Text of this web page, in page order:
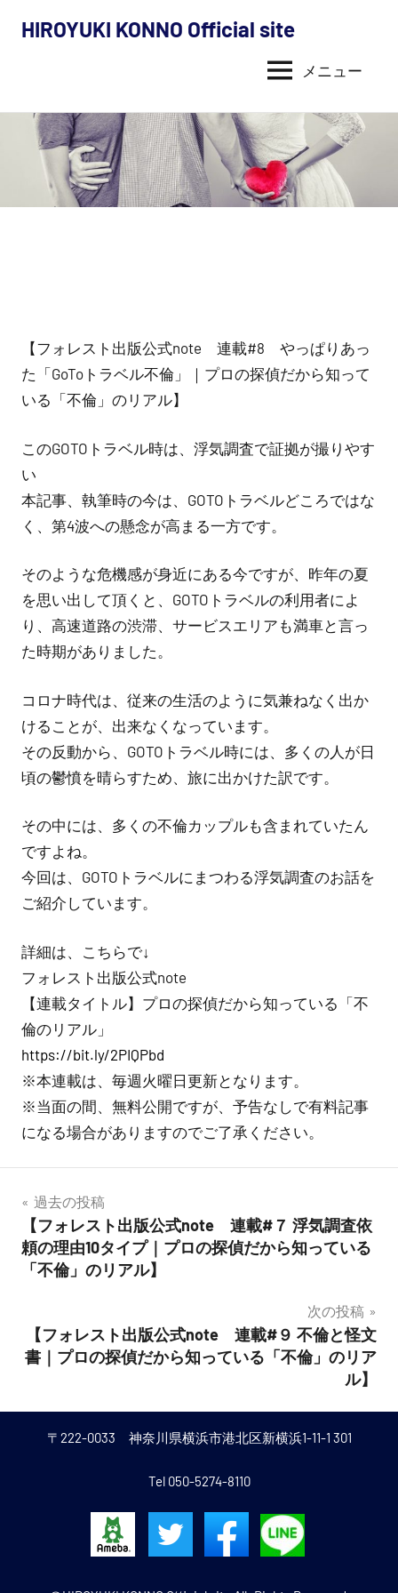
ツ
ッ
HIROYUKI KONNO Official site
裕
幸
容
（探
調
査・
交
渉）、
取
り
み
の
ご
紹
介
メニュー
【フォレスト出版公式note 連載#8 やっぱりあっ
た「GoToトラベル不倫」｜プロの探偵だから知って
いる「不倫」のリアル】
このGOTOトラベル時は、浮気調査で証拠が撮りやす
い
本記事、執筆時の今は、GOTOトラベルどころではな
く、第4波への懸念が高まる一方です。
そのような危機感が身近にある今ですが、昨年の夏
を思い出して頂くと、GOTOトラベルの利用者によ
り、高速道路の渋滞、サービスエリアも満車と言っ
た時期がありました。
コロナ時代は、従来の生活のように気兼ねなく出か
けることが、出来なくなっています。
その反動から、GOTOトラベル時には、多くの人が日
頃の鬱憤を晴らすため、旅に出かけた訳です。
その中には、多くの不倫カップルも含まれていたん
ですよね。
今回は、GOTOトラベルにまつわる浮気調査のお話を
ご紹介しています。
詳細は、こちらで↓
フォレスト出版公式note
【連載タイトル】プロの探偵だから知っている「不
倫のリアル」
https://bit.ly/2PIQPbd
※本連載は、毎週火曜日更新となります。
※当面の間、無料公開ですが、予告なしで有料記事
になる場合がありますのでご了承ください。
投
稿
ナ
ゲ
シ
過去の投稿
【フォレスト出版公式note 連載#７ 浮気調査依
頼の理由10タイプ｜プロの探偵だから知っている
「不倫」のリアル】
次の投稿
【フォレスト出版公式note 連載#９ 不倫と怪文
書｜プロの探偵だから知っている「不倫」のリア
ル】
〒222-0033 神奈川県横浜市港北区新横浜1-11-1 301
Tel 050-5274-8110